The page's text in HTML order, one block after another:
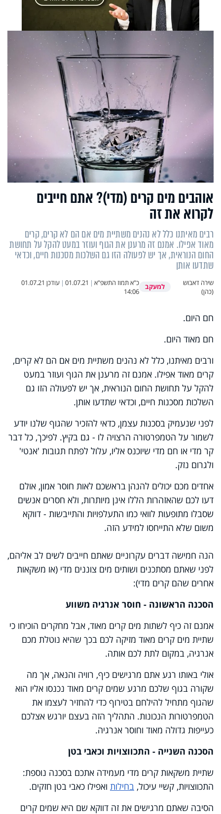
אוהבים מים קרים (מדי)? אתם חייבים
לקרוא את זה
רבים מאיתנו כלל לא נהנים משתיית מים אם הם לא קרים, קרים
מאוד אפילו. אמנם זה מרענן את הגוף ועוזר במעט להקל על תחושת
החום הנוראית, אך יש לפעולה הזו גם השלכות מסכנות חיים, וכדאי
שתדעו אותן
שירה דאבוש
(כהן)
למעקב כ"א תמוז התשפ"א |
01.07.21
| עודכן 01.07.21
14:06
חם היום.
חם מאוד היום.
ורבים מאיתנו, כלל לא נהנים משתיית מים אם הם לא קרים,
קרים מאוד אפילו. אמנם זה מרענן את הגוף ועוזר במעט
להקל על תחושת החום הנוראית, אך יש לפעולה הזו גם
השלכות מסכנות חיים, וכדאי שתדעו אותן.
לפני שנעמיק בסכנות עצמן, כדאי להזכיר שהגוף שלנו יודע
לשמור על הטמפרטורה הרצויה לו - גם בקיץ. לפיכך, כל דבר
קר מדי או חם מדי שיוכנס אליו, עלול לפתח תגובות 'אנטי'
ולגרום נזק.
אחדים מכם יכולים להנהן בראשכם לאות חוסר אמון, אולם
דעו לכם שהאזהרות הללו אינן מיותרות, ולא חסרים אנשים
שסבלו מתופעות לוואי כמו התעלפויות והתייבשות - דווקא
משום שלא התייחסו למידע הזה.
הנה חמישה דברים עקרוניים שאתם חייבים לשים לב אליהם,
לפני שאתם מסתכנים ושותים מים צוננים מדי (או משקאות
אחרים שהם קרים מדי):
הסכנה הראשונה - חוסר אנרגיה משווע
אמנם זה כיף לשתות מים קרים מאוד, אבל מחקרים הוכיחו כי
שתיית מים קרים מאוד מזיקה לכם בכך שהיא נוטלת מכם
אנרגיה, במקום לתת לכם אותה.
אולי באותו רגע אתם מרגישים כיף, רוויה והנאה, אך מה
שקורה בגוף שלכם מרגע שמים קרים מאוד נכנסו אליו הוא
שהגוף מתחיל להילחם בטירוף כדי להחזיר לעצמו את
הטמפרטורות הנכונות. התהליך הזה בעצם יורגש אצלכם
כעייפות גדולה מאוד וחוסר אנרגיה.
הסכנה השנייה - התכווצויות וכאבי בטן
שתיית משקאות קרים מדי מעמידה אתכם בסכנה נוספת:
התכווצויות, קשיי עיכול, בחילות ואפילו כאבי בטן חזקים.
הסיבה שאתם מרגישים את זה דווקא שם היא שמים קרים